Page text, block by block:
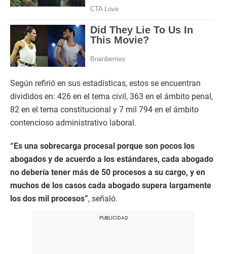
Según refirió en sus estadísticas, estos se encuentran
divididos en: 426 en el tema civil, 363 en el ámbito penal,
82 en el tema constitucional y 7 mil 794 en el ámbito
contencioso administrativo laboral.
“Es una sobrecarga procesal porque son pocos los
abogados y de acuerdo a los estándares, cada abogado
no debería tener más de 50 procesos a su cargo, y en
muchos de los casos cada abogado supera largamente
los dos mil procesos”, señaló.